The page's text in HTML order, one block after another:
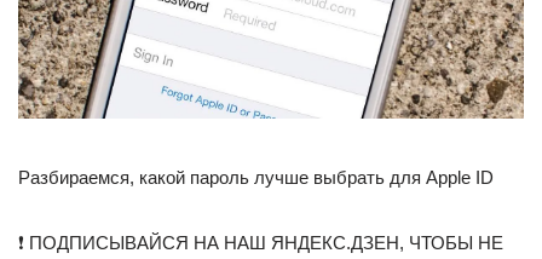
Разбираемся, какой пароль лучше выбрать для Apple ID
❗️ ПОДПИСЫВАЙСЯ НА НАШ ЯНДЕКС.ДЗЕН, ЧТОБЫ НЕ